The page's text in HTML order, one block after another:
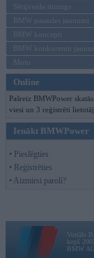
Sērijveida tūnings
BMW pasaules jaunumi
BMW koncepti
BMW konkurentu
Moto
Online
Pašreiz BMWPower
viesi un 3 reģistrēti
Ienākt BMWPower
• Pieslēgties
• Reģistrēties
• Aizmirsi paroli?
Vortāls
kopš
BMW